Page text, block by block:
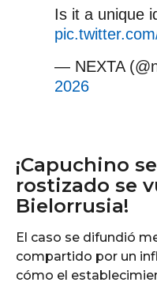
Is it a unique
— NEXTA
2026
¡Capuchino
rostizado se
Bielorrusia!
El caso se difundió
compartido por un
cómo el